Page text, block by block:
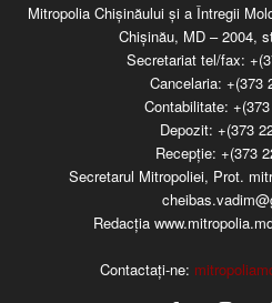
Mitropolia Chişinăului şi a Întregii
Chişinău, MD – 2004,
Secretariat tel/fax:
Cancelaria: +(373
Contabilitate:
Depozit: +(373
Recepţie: +(373
Secretarul Mitropoliei, Prot.
Redacția
Contactați-ne: